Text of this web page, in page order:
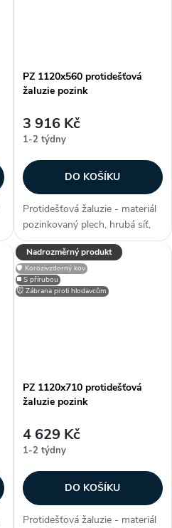
PZ 1120x560 protidešťová
žaluzie pozink
3 916 Kč
1-2 týdny
DO KOŠÍKU
Protidešťová žaluzie - materiál
pozinkovaný plech, hrubá síť,
efektivní plocha sef 0,38 m²,
snadno přizpůsobitelné díky
možnosti lakování RAL, zakryje
stavební otvory, užívané...
Nadrozměrný produkt
◼️ S přírubou
🛡️ Korozivzdorný kov
🐭 Zábrana proti hlodavcům
PZ 1120x710 protidešťová
žaluzie pozink
4 629 Kč
1-2 týdny
DO KOŠÍKU
Protidešťová žaluzie - materiál